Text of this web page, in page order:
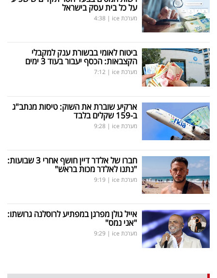
על כל בית עסק בישראל
מערכת ice |
4:38
ביטוח לאומי בבשורת ענק למקבלי
הקצבאות: הכסף יעבור בעוד 3 ימים
מערכת ice |
7:12
ארקיע שוברת את השוק: טיסות מנתב"ג
ב-159 שקלים בלבד
מערכת ice |
9:28
חברו של אלדר דיין חושף אחרי 3 שבועות:
"נתנו לאלדר מכות בראש"
מערכת ice |
9:19
אייל גולן מפרגן במפתיע לרוסלנה גרושתו:
"אני נמס"
מערכת ice |
9:29